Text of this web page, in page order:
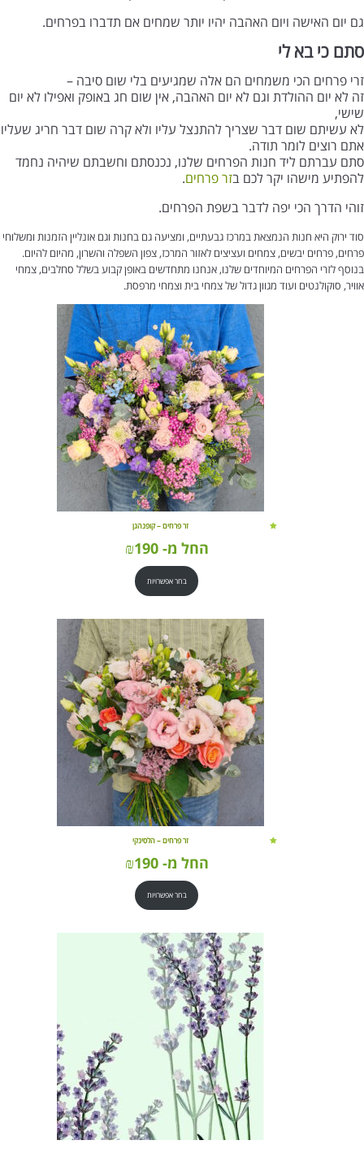
גם יום האישה ויום האהבה יהיו יותר שמחים אם תדברו בפרחים.
סתם כי בא לי
זרי פרחים הכי משמחים הם אלה שמגיעים בלי שום סיבה –
זה לא יום ההולדת וגם לא יום האהבה, אין שום חג באופק ואפילו לא יום
שישי,
לא עשיתם שום דבר שצריך להתנצל עליו ולא קרה שום דבר חריג שעליו
אתם רוצים לומר תודה.
סתם עברתם ליד חנות הפרחים שלנו, נכנסתם וחשבתם שיהיה נחמד
להפתיע מישהו יקר לכם בזר פרחים.
זוהי הדרך הכי יפה לדבר בשפת הפרחים.
סוד ירוק היא חנות הנמצאת במרכז גבעתיים, ומציעה גם בחנות וגם אונליין הזמנות ומשלוחי
פרחים, פרחים יבשים, צמחים ועציצים לאזור המרכז, צפון השפלה והשרון, מהיום להיום.
בנוסף לזרי הפרחים המיוחדים שלנו, אנחנו מתחדשים באופן קבוע בשלל סחלבים, צמחי
אוויר, סוקולנטים ועוד מגוון גדול של צמחי בית וצמחי מרפסת.
זר פרחים – קופנהגן
החל מ- ₪190
בחר אפשרויות
זר פרחים – הלסינקי
החל מ- ₪190
בחר אפשרויות